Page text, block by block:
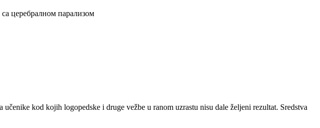
kod kojih logopedske i druge vežbe u ranom uzrastu nisu dale željeni rezultat. Sredstva